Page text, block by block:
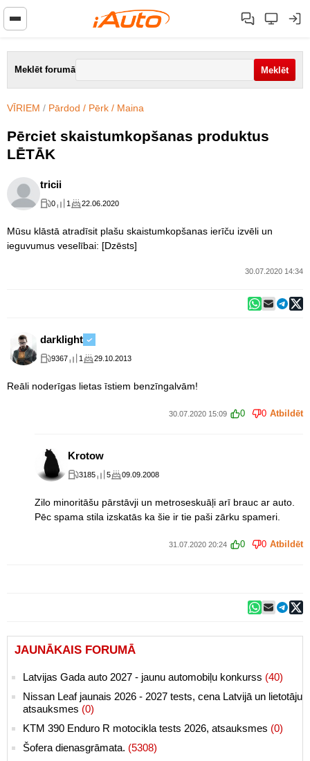
Meklēt forumā
VĪRIEM / Pārdod / Pērk / Maina
Pērciet skaistumkopšanas produktus
LĒTĀK
tricii
0 1 22.06.2020
Mūsu klāstā atradīsit plašu skaistumkopšanas ierīču izvēli un
ieguvumus veselībai: [Dzēsts]
30.07.2020 14:34
darklight
9367 1 29.10.2013
Reāli noderīgas lietas īstiem benzīngalvām!
30.07.2020 15:09 0 0 Atbildēt
Krotow
3185 5 09.09.2008
Zilo minoritāšu pārstāvji un metroseskuāļi arī brauc ar auto.
Pēc spama stila izskatās ka šie ir tie paši zārku spameri.
31.07.2020 20:24 0 0 Atbildēt
JAUNĀKAIS FORUMĀ
Latvijas Gada auto 2027 - jaunu automobiļu konkurss (40)
Nissan Leaf jaunais 2026 - 2027 tests, cena Latvijā un lietotāju
atsauksmes (0)
KTM 390 Enduro R motocikla tests 2026, atsauksmes (0)
Šofera dienasgrāmata. (5308)